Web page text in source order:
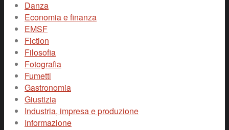
Danza
Economia e finanza
EMSF
Fiction
Filosofia
Fotografia
Fumetti
Gastronomia
Giustizia
Industria, impresa e produzione
Informazione